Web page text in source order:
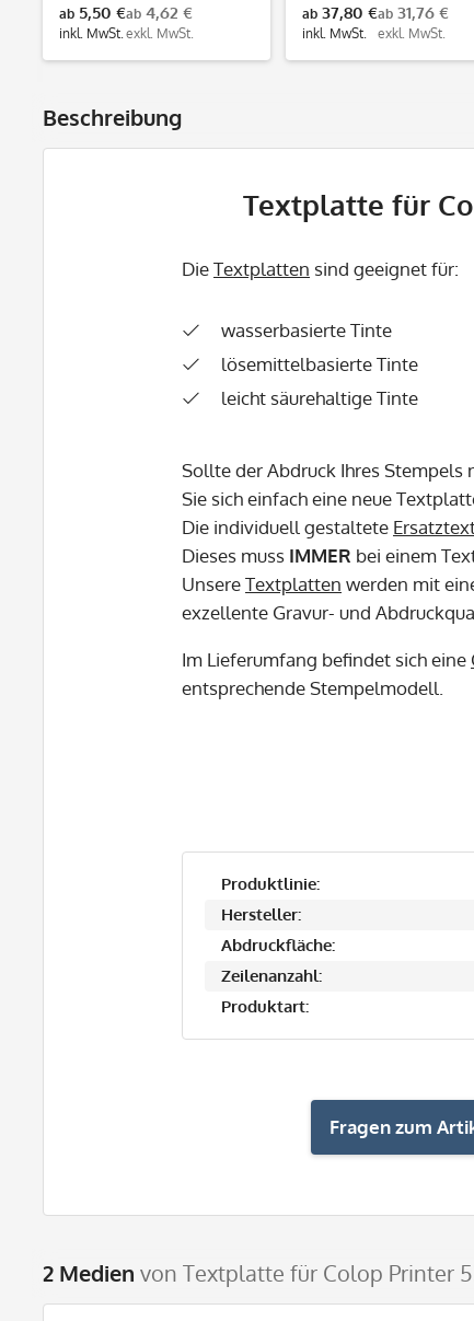
ab 5,50 €
inkl. MwSt.
ab 4,62 €
exkl. MwSt.
ab37,80 €
inkl. MwSt.
ab31,76 €
exkl. MwSt.
Beschreibung
Textplatte für
DieTextplatten sind geeignet für:
wasserbasierte Tinte
lösemittelbasierte Tinte
leicht säurehaltige Tinte
Sollte der Abdruck Ihres
Sie sich einfach eine neue
Die individuell gestaltete
Dieses muss IMMER bei einem
UnsereTextplatten werden mit
exzellente Gravur- und
Im Lieferumfang befindet sich eine
entsprechende Stempelmodell.
Produktlinie:
Hersteller:
Abdruckfläche:
Zeilenanzahl:
Produktart:
Fragen zum
2 Medien von Textplatte für Colop Printer